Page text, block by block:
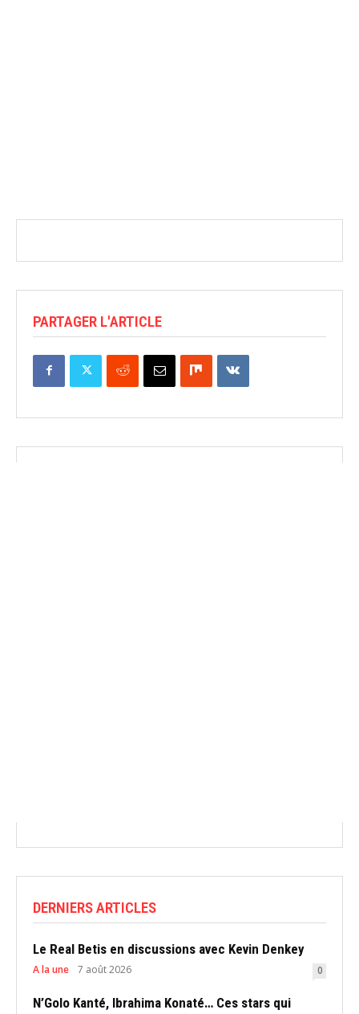
PARTAGER L'ARTICLE
DERNIERS ARTICLES
Le Real Betis en discussions avec Kevin Denkey
A la une 7 août 2026 0
N’Golo Kanté, Ibrahima Konaté… Ces stars qui